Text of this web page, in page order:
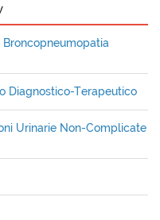
Diagnostico-Terapeutico
Urinarie Non-Complicate